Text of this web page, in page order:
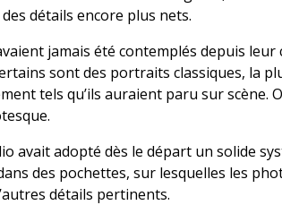
détails encore plus nets.
jamais été contemplés depuis
sont des portraits classiques, la
tels qu’ils auraient paru sur
avait adopté dès le départ un solide
des pochettes, sur lesquelles les
détails pertinents.